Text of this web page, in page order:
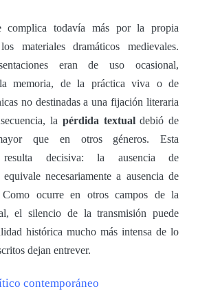
complica todavía más por la propia
materiales dramáticos medievales.
eran de uso ocasional,
memoria, de la práctica viva o de
no destinadas a una fijación literaria
la pérdida textualdebió de
que en otros géneros. Esta
resulta decisiva: la ausencia de
necesariamente a ausencia de
Como ocurre en otros campos de la
el silencio de la transmisión puede
histórica mucho más intensa de lo
dejan entrever.
contemporáneo